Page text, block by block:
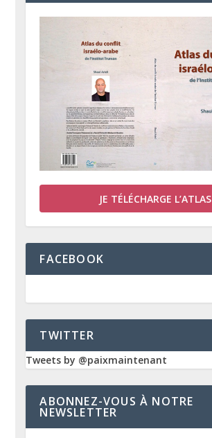
JE TÉLÉCHARGE L’ATLAS
FACEBOOK
TWITTER
Tweets by @paixmaintenant
ABONNEZ-VOUS À NOTRE
NEWSLETTER